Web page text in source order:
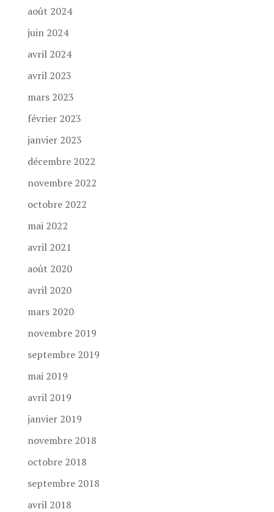
août 2024
juin 2024
avril 2024
avril 2023
mars 2023
février 2023
janvier 2023
décembre 2022
novembre 2022
octobre 2022
mai 2022
avril 2021
août 2020
avril 2020
mars 2020
novembre 2019
septembre 2019
mai 2019
avril 2019
janvier 2019
novembre 2018
octobre 2018
septembre 2018
avril 2018